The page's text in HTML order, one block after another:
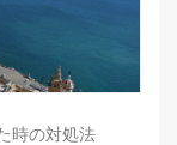
時の対処法